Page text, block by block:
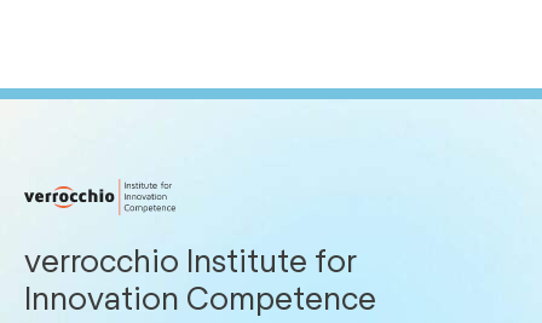
verrocchio Institute for
Innovation Competence